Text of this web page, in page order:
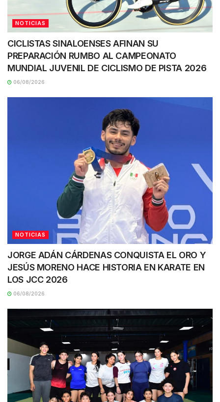
NOTICIAS
CICLISTAS SINALOENSES AFINAN SU
PREPARACIÓN RUMBO AL CAMPEONATO
MUNDIAL JUVENIL DE CICLISMO DE PISTA 2026
06/08/2026
NOTICIAS
JORGE ADÁN CÁRDENAS CONQUISTA EL ORO Y
JESÚS MORENO HACE HISTORIA EN KARATE EN
LOS JCC 2026
06/08/2026